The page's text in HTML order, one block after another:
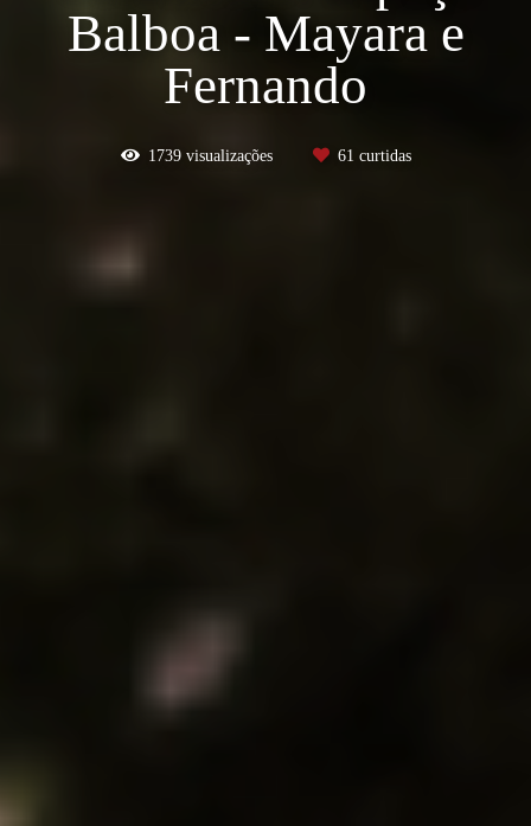
Balboa - Mayara e
Fernando
1739visualizações 61 curtidas